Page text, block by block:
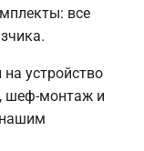
все
устройство
шеф-монтаж и